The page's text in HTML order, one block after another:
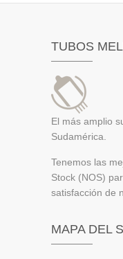
TUBOS
El más amplio
Sudamérica.
Tenemos las
Stock (NOS)
satisfacción de
MAPA DEL